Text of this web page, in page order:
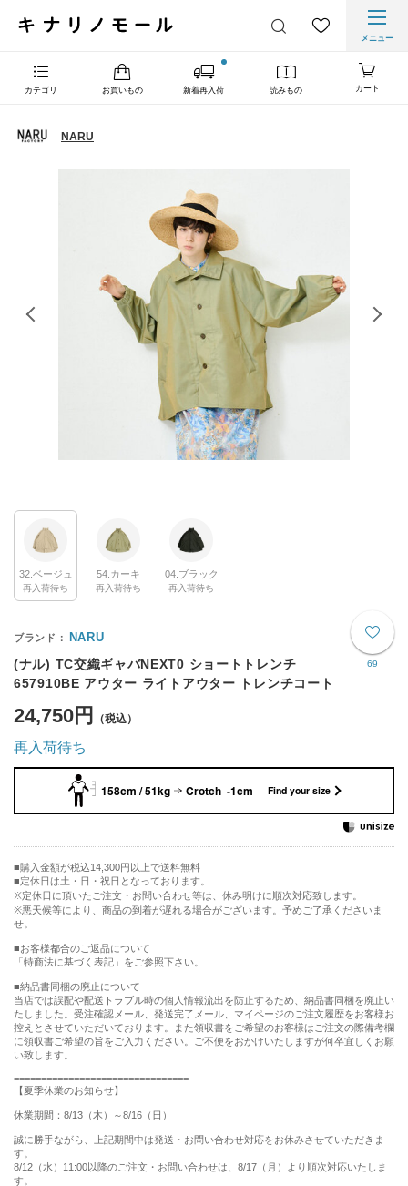
メニュー
カテゴリ お買いもの 新着再入荷 読みもの カート
NARU
32.ベージュ
再入荷待ち
54.カーキ
再入荷待ち
04.ブラック
再入荷待ち
69
NARU
(ナル) TC交織ギャバNEXT0 ショートトレンチ
657910BE アウター ライトアウター トレンチコート
24,750円
再入荷待ち
158cm / 51kg Crotch -1cm Find your size
購入金額が税込14,300円以上で送料無料
定休日は土・日・祝日となっております。
※定休日に頂いたご注文・お問い合わせ等は、休み明けに順次対応致します。
※悪天候等により、商品の到着が遅れる場合がございます。予めご了承くださいま
せ。
■お客様都合のご返品について
「特商法に基づく表記」をご参照下さい。
■納品書同梱の廃止について
当店では誤配や配送トラブル時の個人情報流出を防止するため、納品書同梱を廃止い
たしました。受注確認メール、発送完了メール、マイページのご注文履歴をお客様お
控えとさせていただいております。また領収書をご希望のお客様はご注文の際備考欄
に領収書ご希望の旨をご入力ください。ご不便をおかけいたしますが何卒宜しくお願
い致します。
================================
【夏季休業のお知らせ】
休業期間：8/13（木）～8/16（日）
誠に勝手ながら、上記期間中は発送・お問い合わせ対応をお休みさせていただきま
す。
8/12（水）11:00以降のご注文・お問い合わせは、8/17（月）より順次対応いたしま
す。